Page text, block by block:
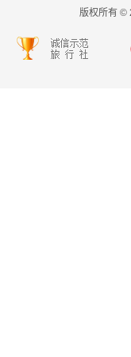
版权所有 ©